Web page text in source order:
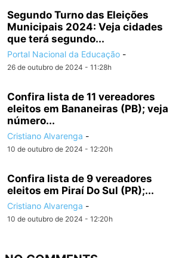
Segundo Turno das Eleições
Municipais 2024: Veja cidades
que terá segundo...
Portal Nacional da Educação -
26 de outubro de 2024 - 11:28h
Confira lista de 11 vereadores
eleitos em Bananeiras (PB); veja
número...
Cristiano Alvarenga -
10 de outubro de 2024 - 12:20h
Confira lista de 9 vereadores
eleitos em Piraí Do Sul (PR);...
Cristiano Alvarenga -
10 de outubro de 2024 - 12:20h